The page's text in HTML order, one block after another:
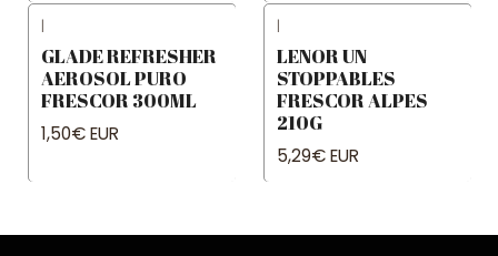
|
GLADE REFRESHER
AEROSOL PURO
FRESCOR 300ML
1,50€ EUR
|
LENOR UN
STOPPABLES
FRESCOR ALPES
210G
5,29€ EUR